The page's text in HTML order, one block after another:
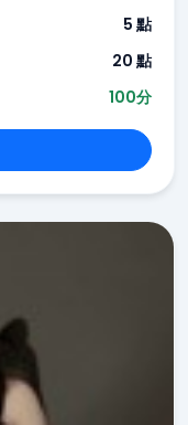
5 點
20 點
100分